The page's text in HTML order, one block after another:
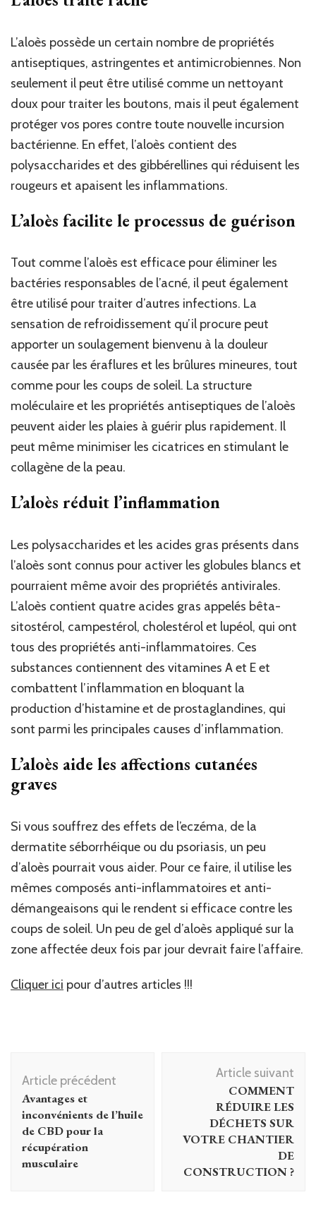
L’aloès possède un certain nombre de propriétés
antiseptiques, astringentes et antimicrobiennes. Non
seulement il peut être utilisé comme un nettoyant
doux pour traiter les boutons, mais il peut également
protéger vos pores contre toute nouvelle incursion
bactérienne. En effet, l’aloès contient des
polysaccharides et des gibbérellines qui réduisent les
rougeurs et apaisent les inflammations.
L’aloès facilite le processus de guérison
Tout comme l’aloès est efficace pour éliminer les
bactéries responsables de l’acné, il peut également
être utilisé pour traiter d’autres infections. La
sensation de refroidissement qu’il procure peut
apporter un soulagement bienvenu à la douleur
causée par les éraflures et les brûlures mineures, tout
comme pour les coups de soleil. La structure
moléculaire et les propriétés antiseptiques de l’aloès
peuvent aider les plaies à guérir plus rapidement. Il
peut même minimiser les cicatrices en stimulant le
collagène de la peau.
L’aloès réduit l’inflammation
Les polysaccharides et les acides gras présents dans
l’aloès sont connus pour activer les globules blancs et
pourraient même avoir des propriétés antivirales.
L’aloès contient quatre acides gras appelés bêta-
sitostérol, campestérol, cholestérol et lupéol, qui ont
tous des propriétés anti-inflammatoires. Ces
substances contiennent des vitamines A et E et
combattent l’inflammation en bloquant la
production d’histamine et de prostaglandines, qui
sont parmi les principales causes d’inflammation.
L’aloès aide les affections cutanées
graves
Si vous souffrez des effets de l’eczéma, de la
dermatite séborrhéique ou du psoriasis, un peu
d’aloès pourrait vous aider. Pour ce faire, il utilise les
mêmes composés anti-inflammatoires et anti-
démangeaisons qui le rendent si efficace contre les
coups de soleil. Un peu de gel d’aloès appliqué sur la
zone affectée deux fois par jour devrait faire l’affaire.
Cliquer ici pour d’autres articles !!!
d'article
Article précédent
Avantages et
inconvénients de l’huile
de CBD pour la
récupération
musculaire
Article suivant
COMMENT
RÉDUIRE LES
DÉCHETS SUR
VOTRE CHANTIER
DE
CONSTRUCTION ?